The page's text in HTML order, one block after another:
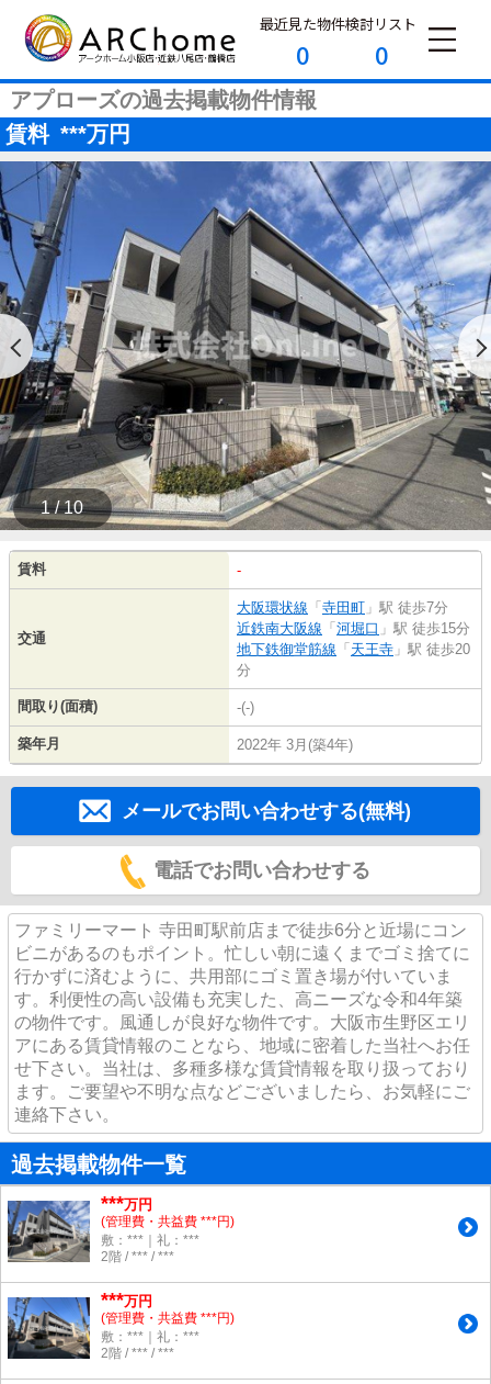
最近見た物件
0
検討リスト
0
アプローズの過去掲載物件情報
賃料 ***万円
1 / 10
賃料 -
交通
大阪環状線 「 寺田町 」駅 徒歩7分
近鉄南大阪線 「 河堀口 」駅 徒歩15分
地下鉄御堂筋線 「 天王寺 」駅 徒歩20
分
間取り(面積) -(-)
築年月 2022年 3月(築4年)
メールでお問い合わせする(無料)
電話でお問い合わせする
ファミリーマート 寺田町駅前店まで徒歩6分と近場にコン
ビニがあるのもポイント。忙しい朝に遠くまでゴミ捨てに
行かずに済むように、共用部にゴミ置き場が付いていま
す。利便性の高い設備も充実した、高ニーズな令和4年築
の物件です。風通しが良好な物件です。大阪市生野区エリ
アにある賃貸情報のことなら、地域に密着した当社へお任
せ下さい。当社は、多種多様な賃貸情報を取り扱っており
ます。ご要望や不明な点などございましたら、お気軽にご
連絡下さい。
過去掲載物件一覧
***万円
(管理費・共益費 ***円)
敷：***｜礼：***
2階 / *** / ***
***万円
(管理費・共益費 ***円)
敷：***｜礼：***
2階 / *** / ***